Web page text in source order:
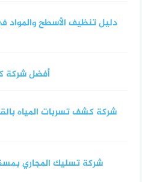
دليل تنظيف الأسطح والمواد
أفضل شركة
شركة كشف تسربات المياه
شركة تسليك المجاري